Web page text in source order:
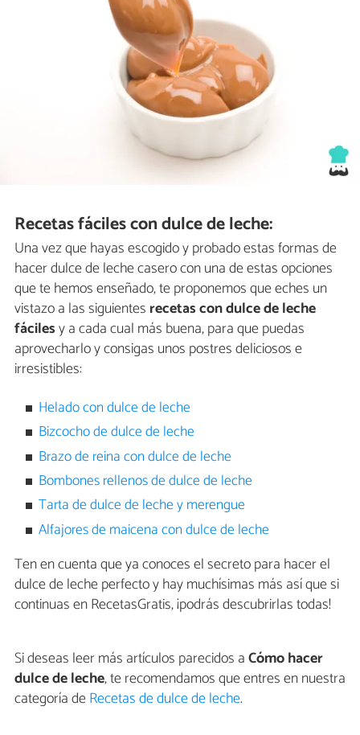
Recetas fáciles con dulce de leche:
Una vez que hayas escogido y probado estas formas de
hacer dulce de leche casero con una de estas opciones
que te hemos enseñado, te proponemos que eches un
vistazo a las siguientes recetas con dulce de leche
fácilesy a cada cual más buena, para que puedas
aprovecharlo y consigas unos postres deliciosos e
irresistibles:
Helado con dulce de leche
Bizcocho de dulce de leche
Brazo de reina con dulce de leche
Bombones rellenos de dulce de leche
Tarta de dulce de leche y merengue
Alfajores de maicena con dulce de leche
Ten en cuenta que ya conoces el secreto para hacer el
dulce de leche perfecto y hay muchísimas más así que si
continuas en RecetasGratis, ¡podrás descubrirlas todas!
Si deseas leer más artículos parecidos aCómo hacer
dulce de leche, te recomendamos que entres en nuestra
categoría deRecetas de dulce de leche.